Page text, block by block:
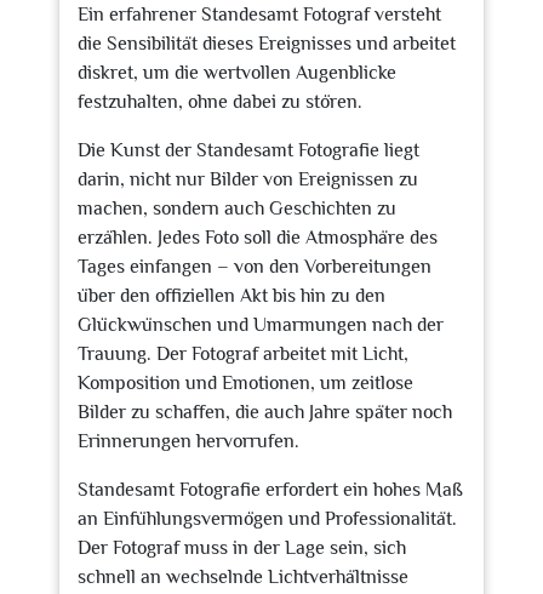
Ein erfahrener Standesamt Fotograf versteht
die Sensibilität dieses Ereignisses und arbeitet
diskret, um die wertvollen Augenblicke
festzuhalten, ohne dabei zu stören.
Die Kunst der Standesamt Fotografie liegt
darin, nicht nur Bilder von Ereignissen zu
machen, sondern auch Geschichten zu
erzählen. Jedes Foto soll die Atmosphäre des
Tages einfangen – von den Vorbereitungen
über den offiziellen Akt bis hin zu den
Glückwünschen und Umarmungen nach der
Trauung. Der Fotograf arbeitet mit Licht,
Komposition und Emotionen, um zeitlose
Bilder zu schaffen, die auch Jahre später noch
Erinnerungen hervorrufen.
Standesamt Fotografie erfordert ein hohes Maß
an Einfühlungsvermögen und Professionalität.
Der Fotograf muss in der Lage sein, sich
schnell an wechselnde Lichtverhältnisse